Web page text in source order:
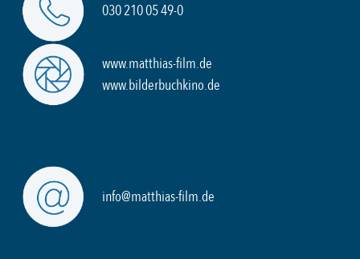
030 210 05 49-0
www.matthias-film.de
www.bilderbuchkino.de
info@matthias-film.de